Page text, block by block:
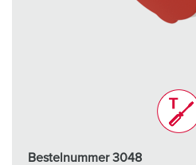
Bestelnummer 3048